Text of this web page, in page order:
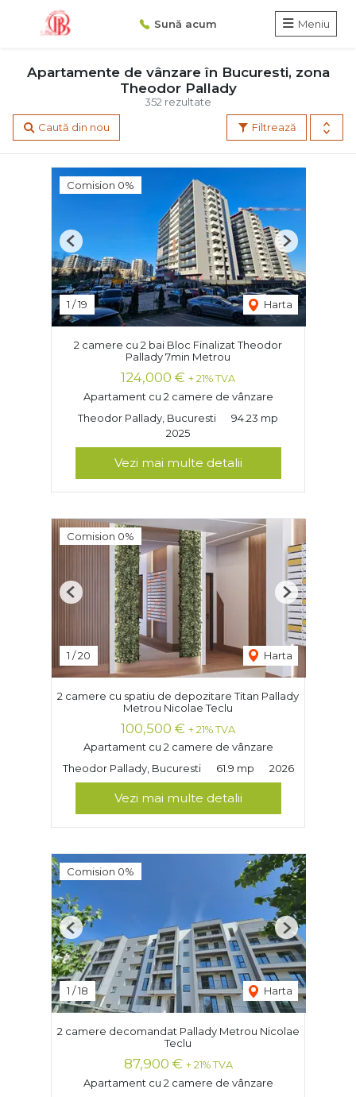
Sună acum Meniu
352 rezultate
Apartamente de vânzare în Bucuresti, zona
Theodor Pallady
Filtrează
Caută din nou
Comision 0%
1 /19 Harta
Previous Next
2 camere cu 2 bai Bloc Finalizat Theodor
Pallady 7min Metrou
124,000 € + 21% TVA
Apartament cu 2 camere de vânzare
Theodor Pallady, Bucuresti
94.23 mp
2025
Vezi mai multe detalii
Comision 0%
1 /20 Harta
Previous Next
2 camere cu spatiu de depozitare Titan Pallady
Metrou Nicolae Teclu
100,500 € + 21% TVA
Apartament cu 2 camere de vânzare
Theodor Pallady, Bucuresti
61.9 mp 2026
Vezi mai multe detalii
Comision 0%
1 /18 Harta
Previous Next
2 camere decomandat Pallady Metrou Nicolae
Teclu
87,900 € + 21% TVA
Apartament cu 2 camere de vânzare